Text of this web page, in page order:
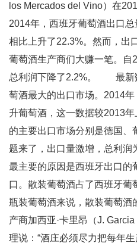
los Mercados del Vino）在
2014年，西班牙葡萄酒出口
相比上升了22.3%。然而，出
葡萄酒生产商们大赚一笔。自
总利润下降了2.2%。 最新
萄酒最大的出口市场。2014
升葡萄酒，这一数据较2013
的主要出口市场分别是德国
题来了，出口量激增，总利润
最主要的原因是西班牙出口的
口。散装葡萄酒占了西班牙葡
瓶装葡萄酒来说，散装葡萄
产商加西亚·卡里昂（J.
理说：“酒庄必须尽力把每年